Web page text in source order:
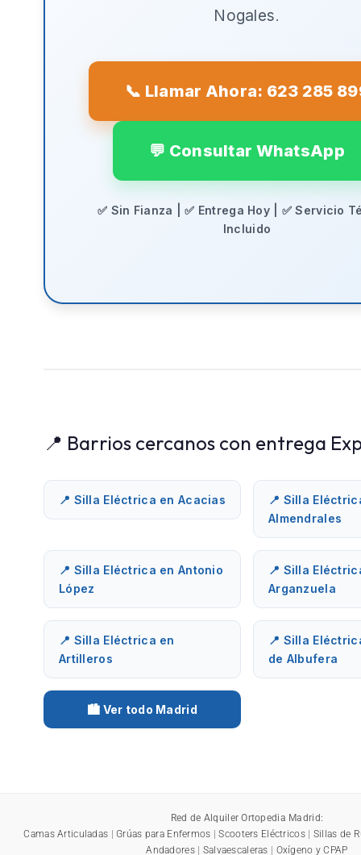
Nogales.
📞 Llamar Ahora: 623 285
💬 Consultar WhatsApp
✅ Sin Fianza | ✅ Entrega Hoy | ✅ Servicio
Incluido
📍 Barrios cercanos con entrega
📍 Silla Eléctrica en Acacias
📍 Silla
Almendrales
📍 Silla Eléctrica en Antonio
López
📍 Silla
Arganzuela
📍 Silla Eléctrica en
Artilleros
📍 Silla
de Albufera
🏙️ Ver todo Madrid
Red de Alquiler Ortopedia Madrid:
Camas Articuladas |Grúas para Enfermos |Scooters Eléctricos| Sillas de
Andadores| Salvaescaleras | Oxígeno y CPAP